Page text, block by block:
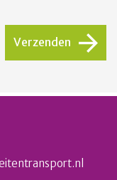
Verzenden